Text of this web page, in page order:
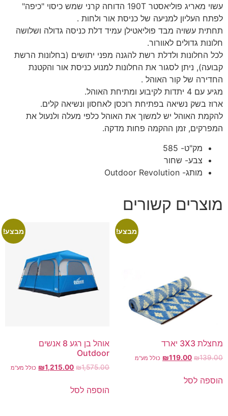
עשוי מאריג פוליאסטר 190T הדוחה קרני שמש כיסוי "כיפה"
לפתח העליון למניעה של כניסת אור ולחות .
תחתית עשויה מבד פוליאטילן עמיד דלת כניסה גדולה ושלושה
חלונות גדולים לאוורור.
לכל החלונות ולדלת רשת להגנה מפני יתושים (בחלונות הרשת
קבועה), ניתן לסגור את החלונות למנוע כניסת אור והקטנת
החדירה של קור האוהל .
מגיע עם 4 יתדות לקיבוע ומתיחת האוהל.
ארוז בשק נשיאה בפתיחת רוכסן לאחסון ונשיאה קלים.
להקמת האוהל יש למשוך את האוהל כלפי מעלה ולנעול את
המפרקים, זמן ההקמה פחות מדקה.
מק"ט- 585
צבע- שחור
מותג- Outdoor Revolution
מוצרים קשורים
מבצע!
מחצלת 3X3 יארד
₪139.00
₪119.00 כולל מע"מ
הוספה לסל
מבצע!
אוהל בן רגע 8 אנשים
Outdoor
₪1,575.00
₪1,215.00 כולל מע"מ
הוספה לסל